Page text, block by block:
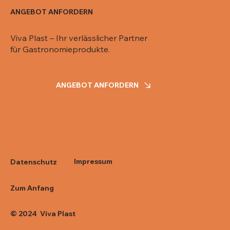
ANGEBOT ANFORDERN
Viva Plast – Ihr verlässlicher Partner
für Gastronomieprodukte.
ANGEBOT ANFORDERN
Datenschutz
Zum Anfang
© 2024 Viva Plast
Impressum